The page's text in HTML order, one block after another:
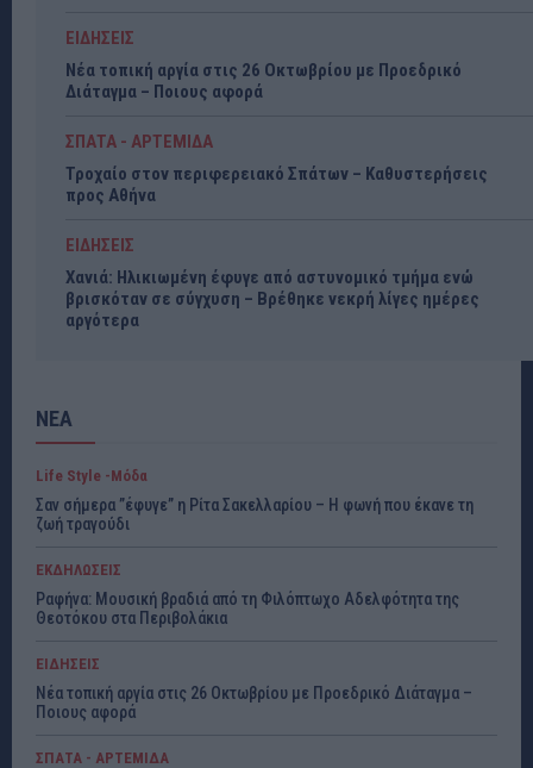
ΕΙΔΗΣΕΙΣ
Νέα τοπική αργία στις 26 Οκτωβρίου με Προεδρικό
Διάταγμα – Ποιους αφορά
ΣΠΑΤΑ - ΑΡΤΕΜΙΔΑ
Τροχαίο στον περιφερειακό Σπάτων – Καθυστερήσεις
προς Αθήνα
ΕΙΔΗΣΕΙΣ
Χανιά: Ηλικιωμένη έφυγε από αστυνομικό τμήμα ενώ
βρισκόταν σε σύγχυση – Βρέθηκε νεκρή λίγες ημέρες
αργότερα
ΝΕΑ
Life Style -Μόδα
Σαν σήμερα ”έφυγε” η Ρίτα Σακελλαρίου – Η φωνή που έκανε τη
ζωή τραγούδι
ΕΚΔΗΛΩΣΕΙΣ
Ραφήνα: Μουσική βραδιά από τη Φιλόπτωχο Αδελφότητα της
Θεοτόκου στα Περιβολάκια
ΕΙΔΗΣΕΙΣ
Νέα τοπική αργία στις 26 Οκτωβρίου με Προεδρικό Διάταγμα –
Ποιους αφορά
ΣΠΑΤΑ - ΑΡΤΕΜΙΔΑ